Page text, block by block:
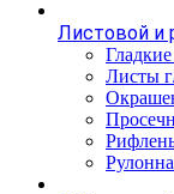
Листовой и
Листы